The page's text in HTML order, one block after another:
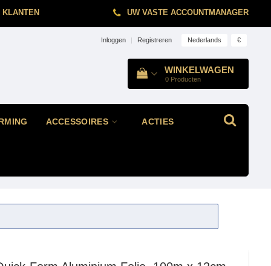
UW VASTE ACCOUNTMANAGER
Inloggen | Registreren Nederlands €
WINKELWAGEN
0 Producten
ACCESSOIRES ACTIES